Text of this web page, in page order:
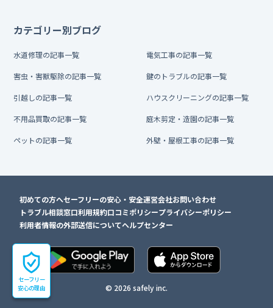
セーフリー
安心の理由
カテゴリー別ブログ
水道修理の記事一覧 電気工事の記事一覧
害虫・害獣駆除の記事一覧 鍵のトラブルの記事一覧
引越しの記事一覧 ハウスクリーニングの記事一覧
不用品買取の記事一覧 庭木剪定・造園の記事一覧
ペットの記事一覧 外壁・屋根工事の記事一覧
初めての方へセーフリーの安心・安全運営会社お問い合わせ
トラブル相談窓口利用規約口コミポリシープライバシーポリシー
利用者情報の外部送信についてヘルプセンター
© 2026 safely inc.